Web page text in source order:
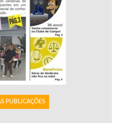
PUBLICAÇÕES